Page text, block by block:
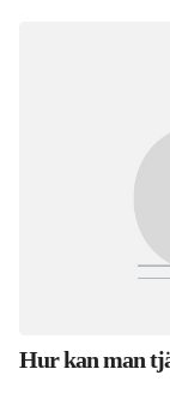
Hur kan man